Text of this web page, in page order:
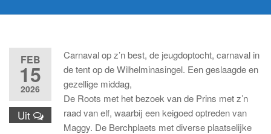
FEB
15
2026
Uit
Carnaval op z’n best, de jeugdoptocht, carnaval in
de tent op de Wilhelminasingel. Een geslaagde en
gezellige middag,
De Roots met het bezoek van de Prins met z’n
raad van elf, waarbij een keigoed optreden van
Maggy. De Berchplaets met diverse plaatselijke